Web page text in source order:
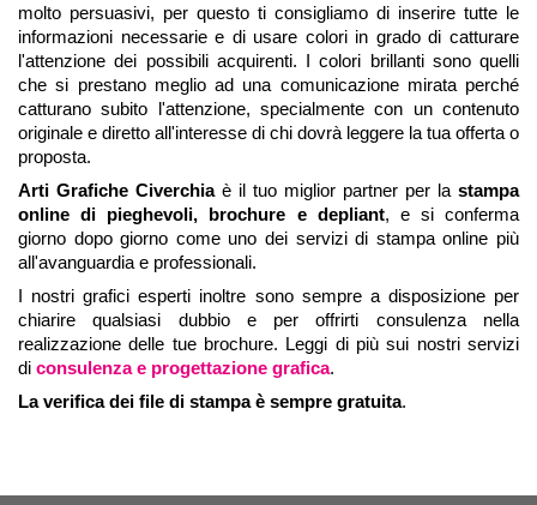
molto persuasivi, per questo ti consigliamo di inserire tutte le
informazioni necessarie e di usare colori in grado di catturare
l'attenzione dei possibili acquirenti. I colori brillanti sono quelli
che si prestano meglio ad una comunicazione mirata perché
catturano subito l'attenzione, specialmente con un contenuto
originale e diretto all'interesse di chi dovrà leggere la tua offerta o
proposta.
Arti Grafiche Civerchiaè il tuo miglior partner per la stampa
online di pieghevoli, brochure e depliant, e si conferma
giorno dopo giorno come uno dei servizi di stampa online più
all'avanguardia e professionali.
I nostri grafici esperti inoltre sono sempre a disposizione per
chiarire qualsiasi dubbio e per offrirti consulenza nella
realizzazione delle tue brochure. Leggi di più sui nostri servizi
di consulenza e progettazione grafica.
La verifica dei file di stampa è sempre gratuita.